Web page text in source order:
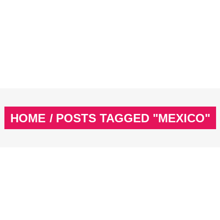
HOME / POSTS TAGGED "MEXICO"